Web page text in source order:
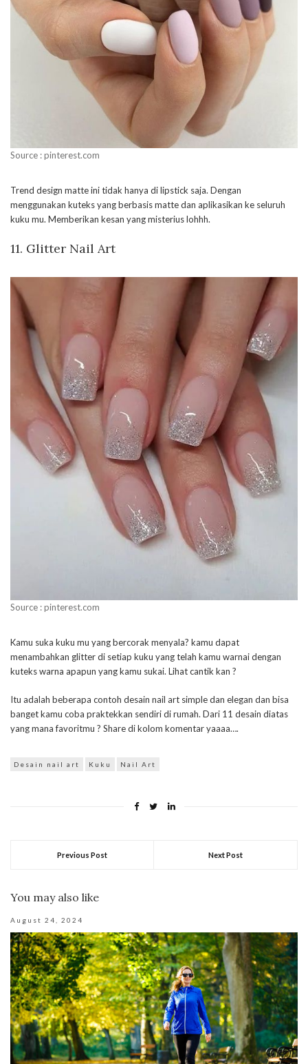
Source : pinterest.com
Trend design matte ini tidak hanya di lipstick saja. Dengan
menggunakan kuteks yang berbasis matte dan aplikasikan ke seluruh
kuku mu. Memberikan kesan yang misterius lohhh.
11. Glitter Nail Art
Source : pinterest.com
Kamu suka kuku mu yang bercorak menyala? kamu dapat
menambahkan glitter di setiap kuku yang telah kamu warnai dengan
kuteks warna apapun yang kamu sukai. Lihat cantik kan ?
Itu adalah beberapa contoh desain nail art simple dan elegan dan bisa
banget kamu coba praktekkan sendiri di rumah. Dari 11 desain diatas
yang mana favoritmu ? Share di kolom komentar yaaaa….
Desain nail art Kuku Nail Art
Previous Post Next Post
You may also like
August 24, 2024